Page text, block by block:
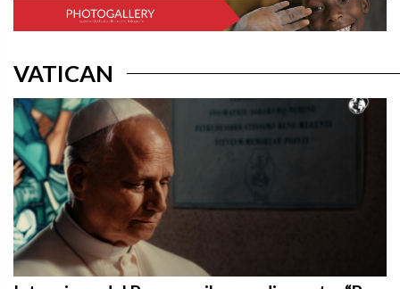
Intenzione del Papa per il mese di agosto: “Per